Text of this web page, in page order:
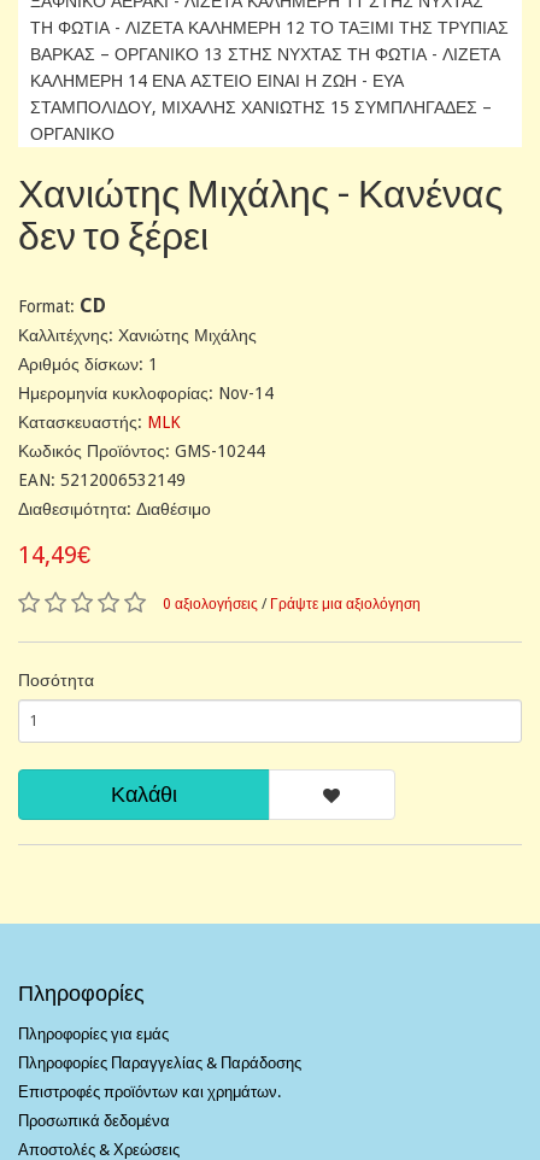
ΤΗ ΦΩΤΙΑ - ΛΙΖΕΤΑ ΚΑΛΗΜΕΡΗ 12 ΤΟ ΤΑΞΙΜΙ ΤΗΣ ΤΡΥΠΙΑΣ
ΒΑΡΚΑΣ – ΟΡΓΑΝΙΚΟ 13 ΣΤΗΣ ΝΥΧΤΑΣ ΤΗ ΦΩΤΙΑ - ΛΙΖΕΤΑ
ΚΑΛΗΜΕΡΗ 14 ΕΝΑ ΑΣΤΕΙΟ ΕΙΝΑΙ Η ΖΩΗ - ΕΥΑ
ΣΤΑΜΠΟΛΙΔΟΥ, ΜΙΧΑΛΗΣ ΧΑΝΙΩΤΗΣ 15 ΣΥΜΠΛΗΓΑΔΕΣ –
ΟΡΓΑΝΙΚΟ
Χανιώτης Μιχάλης - Κανένας
δεν το ξέρει
Format: CD
Καλλιτέχνης: Χανιώτης Μιχάλης
Αριθμός δίσκων: 1
Ημερομηνία κυκλοφορίας: Nov-14
Κατασκευαστής: MLK
Κωδικός Προϊόντος: GMS-10244
EAN: 5212006532149
Διαθεσιμότητα: Διαθέσιμο
14,49€
0 αξιολογήσεις / Γράψτε μια αξιολόγηση
Ποσότητα
Καλάθι
Πληροφορίες
Πληροφορίες για εμάς
Πληροφορίες Παραγγελίας & Παράδοσης
Επιστροφές προϊόντων και χρημάτων.
Προσωπικά δεδομένα
Αποστολές & Χρεώσεις